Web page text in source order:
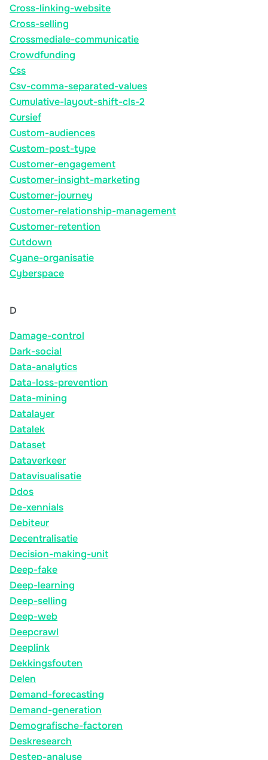
Cross-linking-website
Cross-selling
Crossmediale-communicatie
Crowdfunding
Css
Csv-comma-separated-values
Cumulative-layout-shift-cls-2
Cursief
Custom-audiences
Custom-post-type
Customer-engagement
Customer-insight-marketing
Customer-journey
Customer-relationship-management
Customer-retention
Cutdown
Cyane-organisatie
Cyberspace
D
Damage-control
Dark-social
Data-analytics
Data-loss-prevention
Data-mining
Datalayer
Datalek
Dataset
Dataverkeer
Datavisualisatie
Ddos
De-xennials
Debiteur
Decentralisatie
Decision-making-unit
Deep-fake
Deep-learning
Deep-selling
Deep-web
Deepcrawl
Deeplink
Dekkingsfouten
Delen
Demand-forecasting
Demand-generation
Demografische-factoren
Deskresearch
Destep-analyse